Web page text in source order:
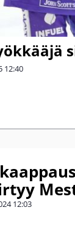
12:40
12:03